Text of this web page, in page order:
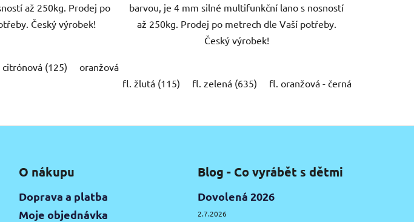
blue camo (X201) explode (X202) destiny (X203) gecko (X204)
až 250kg. Prodej po
Český výrobek!
citrónová (125) oranžová (203)
barvou, je 4 mm silné multifunkční lano s nosností
až 250kg. Prodej po metrech dle Vaší potřeby.
Český výrobek!
fl. žlutá (115) fl. zelená (635) fl. oranžová - černá (X121)
v
O nákupu
Doprava a platba
Moje objednávka
Blog - Co vyrábět s dětmi
Dovolená 2026
2.7.2026